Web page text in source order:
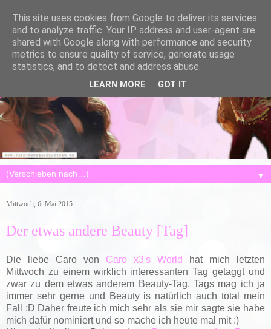
▼
Mittwoch, 6. Mai 2015
Der etwas andere Beauty [Tag]
Die liebe Caro von Caro x3's World
hat mich letzten
Mittwoch zu einem wirklich interessanten Tag getaggt und
zwar zu dem etwas anderem Beauty-Tag. Tags mag ich ja
immer sehr gerne und Beauty is natürlich auch total mein
Fall :D Daher freute ich mich sehr als sie mir sagte sie habe
mich dafür nominiert und so mache ich heute mal mit :)
This site uses cookies from Google to deliver its services
and to analyze traffic. Your IP address and user-agent are
shared with Google along with performance and security
metrics to ensure quality of service, generate usage
statistics, and to detect and address abuse.
LEARN MORE GOT IT